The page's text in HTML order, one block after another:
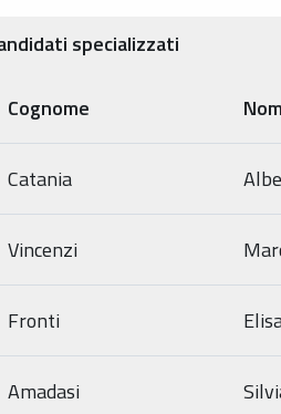
specializzati
Cognome
Catania
Vincenzi
Fronti
Amadasi